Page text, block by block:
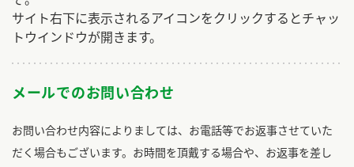
サイト右下に表示されるアイコンをクリックするとチャッ
トウインドウが開きます。
メールでのお問い合わせ
お問い合わせ内容によりましては、お電話等でお返事させていた
だく場合もございます。お時間を頂戴する場合や、お返事を差し